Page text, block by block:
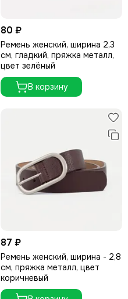
80 ₽
Ремень женский, ширина 2,3
см, гладкий, пряжка металл,
цвет зелёный
В корзину
87 ₽
Ремень женский, ширина - 2,8
см, пряжка металл, цвет
коричневый